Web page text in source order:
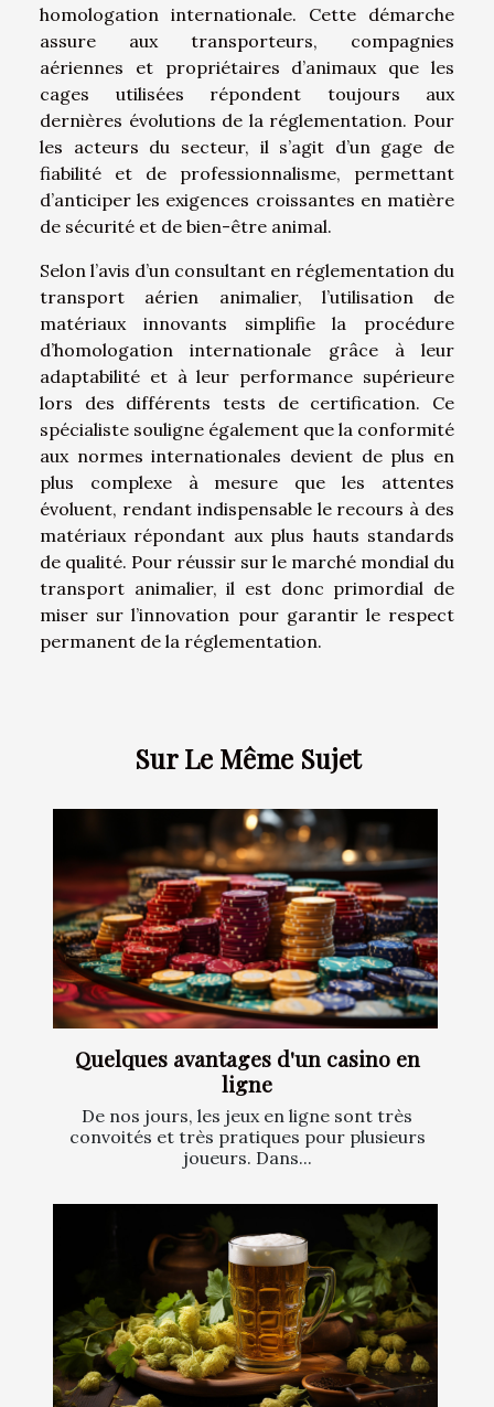
homologation internationale. Cette démarche
assure aux transporteurs, compagnies
aériennes et propriétaires d’animaux que les
cages utilisées répondent toujours aux
dernières évolutions de la réglementation. Pour
les acteurs du secteur, il s’agit d’un gage de
fiabilité et de professionnalisme, permettant
d’anticiper les exigences croissantes en matière
de sécurité et de bien-être animal.
Selon l’avis d’un consultant en réglementation du
transport aérien animalier, l’utilisation de
matériaux innovants simplifie la procédure
d’homologation internationale grâce à leur
adaptabilité et à leur performance supérieure
lors des différents tests de certification. Ce
spécialiste souligne également que la conformité
aux normes internationales devient de plus en
plus complexe à mesure que les attentes
évoluent, rendant indispensable le recours à des
matériaux répondant aux plus hauts standards
de qualité. Pour réussir sur le marché mondial du
transport animalier, il est donc primordial de
miser sur l’innovation pour garantir le respect
permanent de la réglementation.
Sur Le Même Sujet
Quelques avantages d'un casino en
ligne
De nos jours, les jeux en ligne sont très
convoités et très pratiques pour plusieurs
joueurs. Dans...